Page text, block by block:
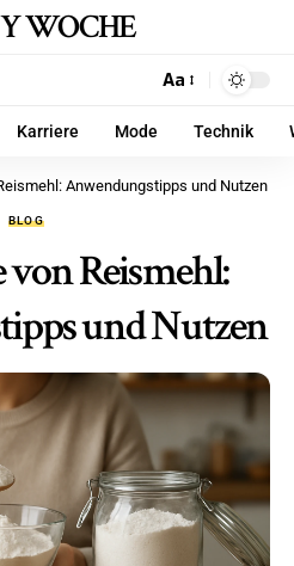
WOCHE
Aa
Karriere Mode Technik
Anwendungstipps und Nutzen
BLOG
Reismehl:
und Nutzen